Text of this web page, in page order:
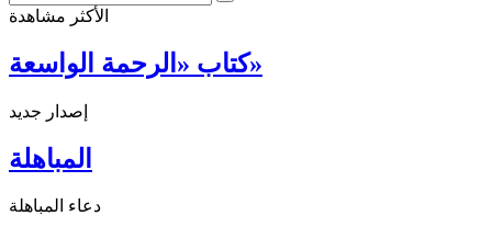
الأكثر مشاهدة
كتاب «الرحمة الواسعة»
إصدار جديد
المباهلة
دعاء المباهلة